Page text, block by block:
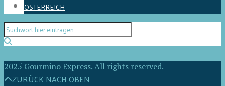
ÖSTERREICH
2025 Gourmino Express. All rights reserved.
ZURÜCK NACH OBEN